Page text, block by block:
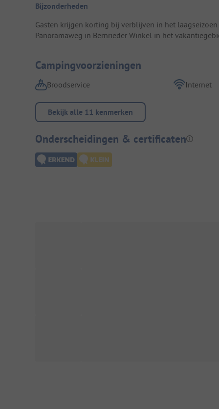
Bijzonderheden
Gasten krijgen korting bij verblijven in het
Panoramaweg in Bernrieder Winkel in het
Campingvoorzieningen
Broodservice Internet
Bekijk alle 11 kenmerken
Onderscheidingen & certificaten